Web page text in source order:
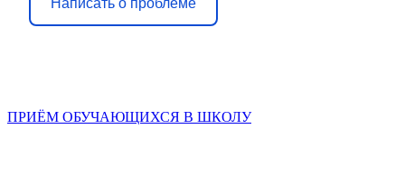
ПРИЁМ ОБУЧАЮЩИХСЯ В ШКОЛУ